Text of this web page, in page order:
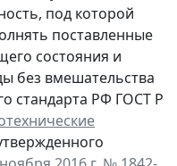
под которой
поставленные
состояния и
без вмешательства
стандарта РФ ГОСТ Р